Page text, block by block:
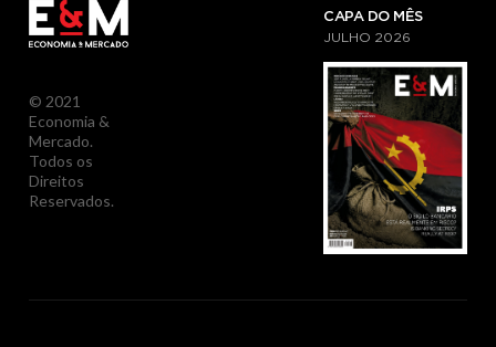
© 2021
Economia &
Mercado.
Todos os
Direitos
Reservados.
CAPA DO MÊS
JULHO 2026